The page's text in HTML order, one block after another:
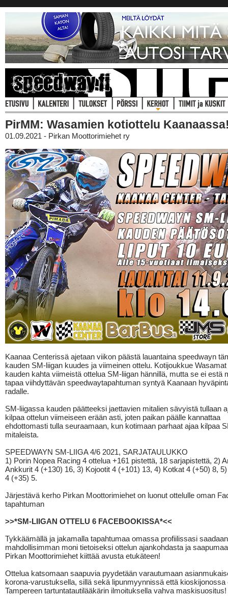
PirMM: Wasamien kotiottelu
01.09.2021 - Pirkan Moottorimiehet ry
Kaanaa Centerissä ajetaan viikon päästä lauantaina speedwayn
kauden SM-liigan kuudes ja viimeinen ottelu. Kotijoukkue
kauden kahta viimeistä ottelua SM-liigan hännillä, mutta se ei estä
tapaa viihdyttävän speedwaytapahtuman syntyä Kaanaan
radalle.
SM-liigassa kauden päätteeksi jaettavien mitalien sävyistä tullaan
kilpaa ottelun viimeiseen erään asti, joten paikan päälle kannattaa
ehdottomasti tulla seuraamaan, kun kotimaan parhaat ajaa kilpaa
mitaleista.
SPEEDWAYN SM-LIIGA 4/6 2021, SARJATAULUKKO
1) Porin Nopea Racing 4 ottelua +161 pistettä, 18 sarjapistettä, 2)
Ankkurit 4 (+130) 16, 3) Kojootit 4 (+101) 13, 4) Kotkat 4 (+50) 8,
4 (+35) 5.
Järjestävä kerho Pirkan Moottorimiehet on luonut ottelulle oman
tapahtuman
>>*SM-LIIGAN OTTELU 6 FACEBOOKISSA*<<
Tykkäämällä ja jakamalla tapahtumaa omassa profiilissasi saadaan
mahdollisimman moni tietoiseksi ottelun ajankohdasta ja
Pirkan Moottorimiehet kiittää avusta etukäteen!
Ottelua katsomaan saapuvia pyydetään varautumaan
korona-varustuksella, sillä sekä lipunmyynnissä että kioskijonossa
Tampereen tartuntatautilääkärin ilmoituksella vahva maskisuositus!